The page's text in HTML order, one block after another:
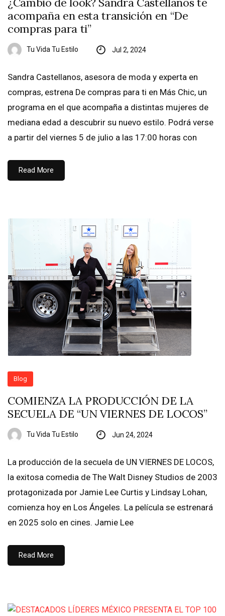
acompaña en esta transición en “De
compras para ti”
Tu Vida Tu Estilo Jul 2, 2024
Sandra Castellanos, asesora de moda y experta en
compras, estrena De compras para ti en Más Chic, un
programa en el que acompaña a distintas mujeres de
mediana edad a descubrir su nuevo estilo. Podrá verse
a partir del viernes 5 de julio a las 17:00 horas con
Read More
Blog
COMIENZA LA PRODUCCIÓN DE LA
SECUELA DE “UN VIERNES DE LOCOS”
Tu Vida Tu Estilo Jun 24, 2024
La producción de la secuela de UN VIERNES DE LOCOS,
la exitosa comedia de The Walt Disney Studios de 2003
protagonizada por Jamie Lee Curtis y Lindsay Lohan,
comienza hoy en Los Ángeles. La película se estrenará
en 2025 solo en cines. Jamie Lee
Read More